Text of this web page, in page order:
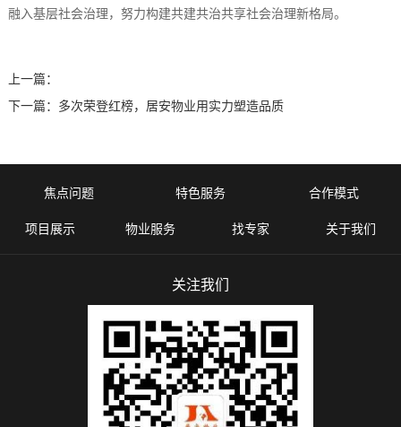
融入基层社会治理，努力构建共建共治共享社会治理新格局。
上一篇：
下一篇： 多次荣登红榜，居安物业用实力塑造品质
焦点问题 特色服务 合作模式
项目展示 物业服务 找专家 关于我们
关注我们